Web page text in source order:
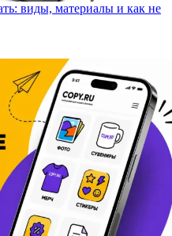
виды, материалы и как не